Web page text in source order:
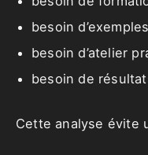
besoin
besoin d’atelier
besoin de
Cette analyse évite